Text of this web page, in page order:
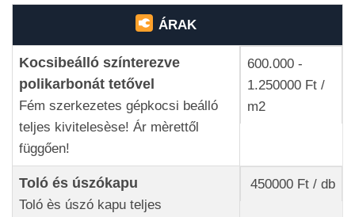
ÁRAK
Kocsibeálló színterezve
polikarbonát tetővel
Fém szerkezetes gépkocsi beálló
teljes kivitelesèse! Ár mèrettől
függően!
600.000 -
1.250000 Ft /
m2
Toló és úszókapu
Toló ès úszó kapu teljes
450000 Ft / db